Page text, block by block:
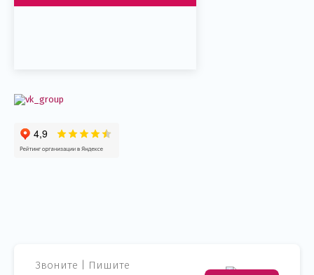
Звоните | Пишите